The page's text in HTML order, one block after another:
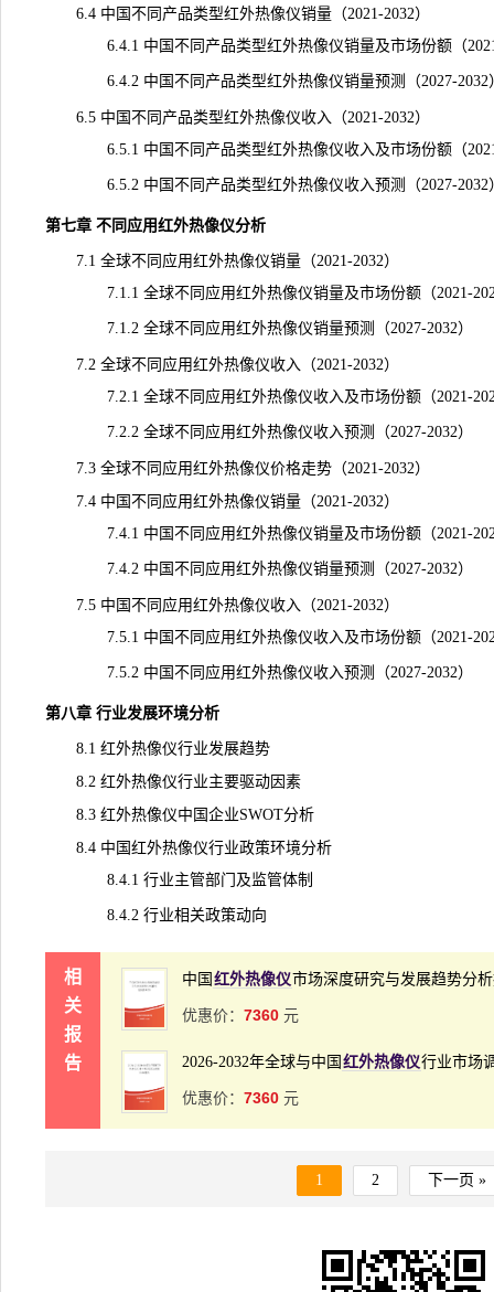
6.4 中国不同产品类型红外热像仪销量（2021-2032）
6.4.1 中国不同产品类型红外热像仪销量及市场份额（
6.4.2 中国不同产品类型红外热像仪销量预测（2027-2032
6.5 中国不同产品类型红外热像仪收入（2021-2032）
6.5.1 中国不同产品类型红外热像仪收入及市场份额（
6.5.2 中国不同产品类型红外热像仪收入预测（2027-2032
第七章 不同应用红外热像仪分析
7.1 全球不同应用红外热像仪销量（2021-2032）
7.1.1 全球不同应用红外热像仪销量及市场份额（2021-
7.1.2 全球不同应用红外热像仪销量预测（2027-2032）
7.2 全球不同应用红外热像仪收入（2021-2032）
7.2.1 全球不同应用红外热像仪收入及市场份额（2021-
7.2.2 全球不同应用红外热像仪收入预测（2027-2032）
7.3 全球不同应用红外热像仪价格走势（2021-2032）
7.4 中国不同应用红外热像仪销量（2021-2032）
7.4.1 中国不同应用红外热像仪销量及市场份额（2021-
7.4.2 中国不同应用红外热像仪销量预测（2027-2032）
7.5 中国不同应用红外热像仪收入（2021-2032）
7.5.1 中国不同应用红外热像仪收入及市场份额（2021-
7.5.2 中国不同应用红外热像仪收入预测（2027-2032）
第八章 行业发展环境分析
8.1 红外热像仪行业发展趋势
8.2 红外热像仪行业主要驱动因素
8.3 红外热像仪中国企业SWOT分析
8.4 中国红外热像仪行业政策环境分析
8.4.1 行业主管部门及监管体制
8.4.2 行业相关政策动向
相
关
报
告
中国 红外热像仪市场深度研究与发展趋势分
优惠价： 7360 元
2026-2032年全球与中国 红外热像仪行业市场
优惠价： 7360 元
1 2 下一页 »